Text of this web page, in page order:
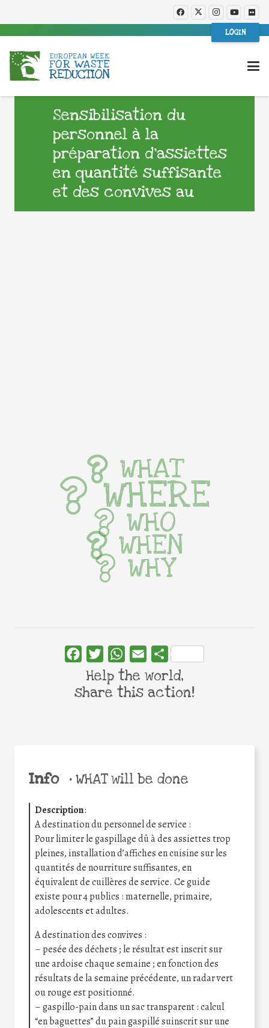
LOGIN
Sensibilisation du
personnel à la
préparation d’assiettes
en quantité suffisante
et des convives au
Info •WHAT will be done
Description:
A destination du personnel de service :
Pour limiter le gaspillage dû à des assiettes trop
pleines, installation d’affiches en cuisine sur les
quantités de nourriture suffisantes, en
équivalent de cuillères de service. Ce guide
existe pour 4 publics : maternelle, primaire,
adolescents et adultes.
A destination des convives :
– pesée des déchets ; le résultat est inscrit sur
une ardoise chaque semaine ; en fonction des
résultats de la semaine précédente, un radar vert
ou rouge est positionné.
– gaspillo-pain dans un sac transparent : calcul
“en baguettes” du pain gaspillé suinscrit sur une
WHAT
WHERE
WHO
WHEN
WHY
FacebookTwitterWhatsApp
Email Share
Help the world,
share this action!